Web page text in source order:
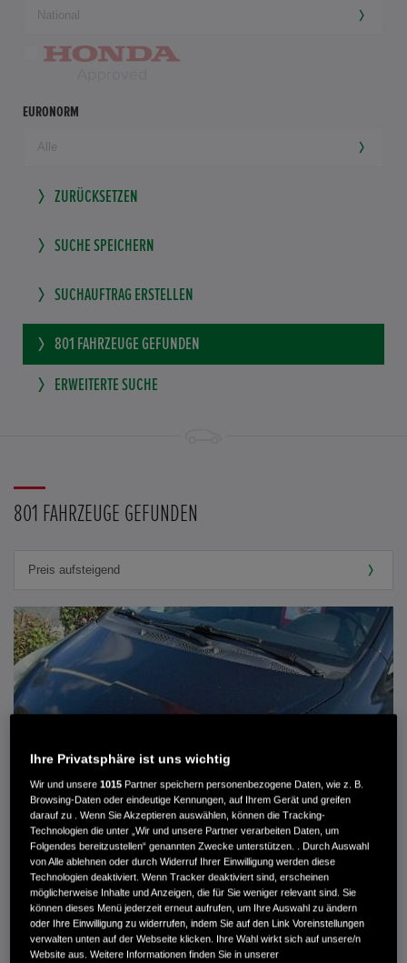
EURONORM
ZURÜCKSETZEN
SUCHE SPEICHERN
SUCHAUFTRAG ERSTELLEN
801 FAHRZEUGE GEFUNDEN
ERWEITERTE SUCHE
801 FAHRZEUGE GEFUNDEN
MWST. NICHT AUSWEISBAR
3.900 €
Ihre Privatsphäre ist uns wichtig
Wir und unsere1015 Partner speichern personenbezogene Daten, wie z. B.
Browsing-Daten oder eindeutige Kennungen, auf Ihrem Gerät und greifen
darauf zu . Wenn Sie Akzeptieren auswählen, können die Tracking-
Technologien die unter „Wir und unsere Partner verarbeiten Daten, um
Folgendes bereitzustellen“ genannten Zwecke unterstützen. . Durch Auswahl
von Alle ablehnen oder durch Widerruf Ihrer Einwilligung werden diese
Technologien deaktiviert. Wenn Tracker deaktiviert sind, erscheinen
möglicherweise Inhalte und Anzeigen, die für Sie weniger relevant sind. Sie
können dieses Menü jederzeit erneut aufrufen, um Ihre Auswahl zu ändern
oder Ihre Einwilligung zu widerrufen, indem Sie auf den Link Voreinstellungen
verwalten unten auf der Webseite klicken. Ihre Wahl wirkt sich auf unsere/n
Website aus. Weitere Informationen finden Sie in unserer